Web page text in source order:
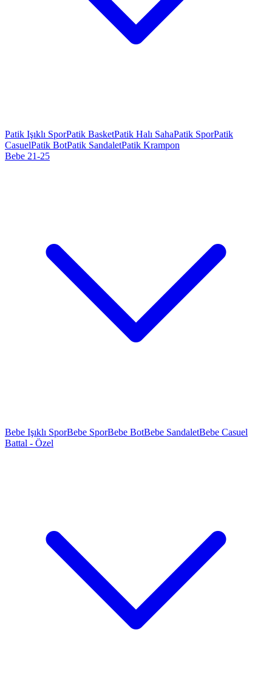
Patik Işıklı SporPatik BasketPatik Halı SahaPatik SporPatik
CasuelPatik BotPatik SandaletPatik Krampon
Bebe 21-25
Bebe Işıklı SporBebe SporBebe BotBebe SandaletBebe Casuel
Battal - Özel